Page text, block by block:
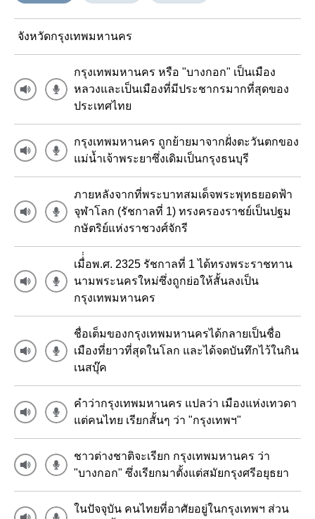
จังหวัดกรุงเทพมหานคร
กรุงเทพมหานคร หรือ "บางกอก" เป็นเมือง
หลวงและเป็นเมืองที่มีประชากรมากที่สุดของ
ประเทศไทย
กรุงเทพมหานคร ถูกย้ายมาจากฝั่งตะวันตกของ
แม่น้ำเจ้าพระยาซึ่งเดิมเป็นกรุงธนบุรี
ภายหลังจากที่พระบาทสมเด็จพระพุทธยอดฟ้า
จุฬาโลก (รัชกาลที่ 1) ทรงครองราชย์เป็นปฐม
กษัตริย์แห่งราชวงศ์จักรี
เมื่่่อพ.ศ. 2325 รัชกาลที่ 1 ได้ทรงพระราชทาน
นามพระนครใหม่ซึ่งถูกย่อให้สั้นลงเป็น
กรุงเทพมหานคร
ชื่อเต็มของกรุงเทพมหานครได้กลายเป็นชื่อ
เมืองที่ยาวที่สุดในโลก และได้จดบันทึกไว้ในกิน
เนสบุ๊ค
คำว่ากรุงเทพมหานคร แปลว่า เมืองแห่งเทวดา
แต่คนไทย เรียกสั้นๆ ว่า "กรุงเทพฯ"
ชาวต่างชาติจะเรียก กรุงเทพมหานคร ว่า
"บางกอก" ซึ่งเรียกมาตั้งแต่สมัยกรุงศรีอยุธยา
ในปัจจุบัน คนไทยที่อาศัยอยู่ในกรุงเทพฯ ส่วน